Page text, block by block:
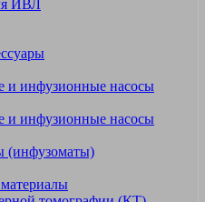
ИВЛ
и инфузионные насосы
и инфузионные насосы
(инфузоматы)